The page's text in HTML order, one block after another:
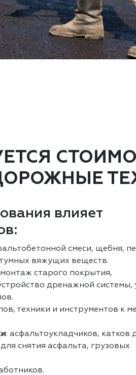
влияет
смеси, щебня,
вяжущих веществ.
старого покрытия,
дренажной системы,
техники и инструментов к
: асфальтоукладчиков, катков
снятия асфальта, грузовых